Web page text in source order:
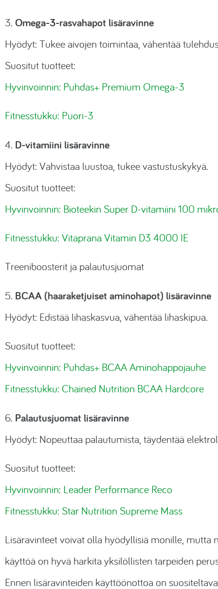
3. Omega-3-rasvahapot lisäravinne
Hyödyt: Tukee aivojen toimintaa, vähentää
Suositut tuotteet:
Hyvinvoinnin: Puhdas+ Premium Omega-3
Fitnesstukku: Puori-3
4. D-vitamiini lisäravinne
Hyödyt: Vahvistaa luustoa, tukee vastustuskykyä.
Suositut tuotteet:
Hyvinvoinnin: Bioteekin Super D-vitamiini 100
Fitnesstukku: Vitaprana Vitamin D3 4000 IE
Treeniboosterit ja palautusjuomat
5. BCAA (haaraketjuiset aminohapot) lisäravinne
Hyödyt: Edistää lihaskasvua, vähentää lihaskipua.
Suositut tuotteet:
Hyvinvoinnin: Puhdas+ BCAA Aminohappojauhe
Fitnesstukku: Chained Nutrition BCAA Hardcore
6. Palautusjuomat lisäravinne
Hyödyt: Nopeuttaa palautumista, täydentää
Suositut tuotteet:
Hyvinvoinnin: Leader Performance Reco
Fitnesstukku: Star Nutrition Supreme Mass
Lisäravinteet voivat olla hyödyllisiä monille, mutta
käyttöä on hyvä harkita yksilöllisten tarpeiden
Ennen lisäravinteiden käyttöönottoa on